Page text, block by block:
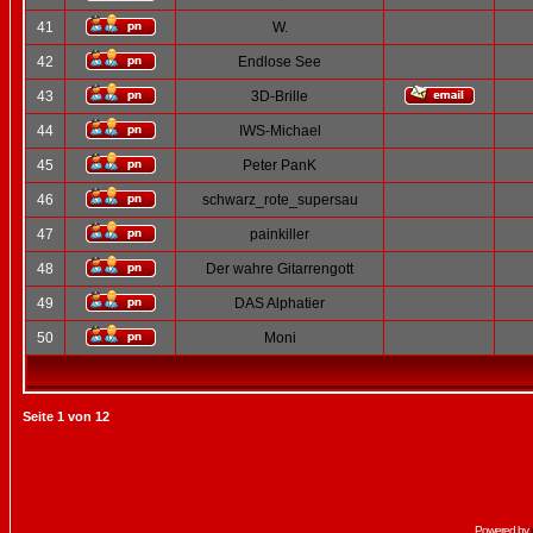
41 W.
42 Endlose See
43 3D-Brille
44 IWS-Michael
45 Peter PanK
46 schwarz_rote_supersau
47 painkiller
48 Der wahre Gitarrengott
49 DAS Alphatier
50 Moni
Seite 1 von 12
Powered by